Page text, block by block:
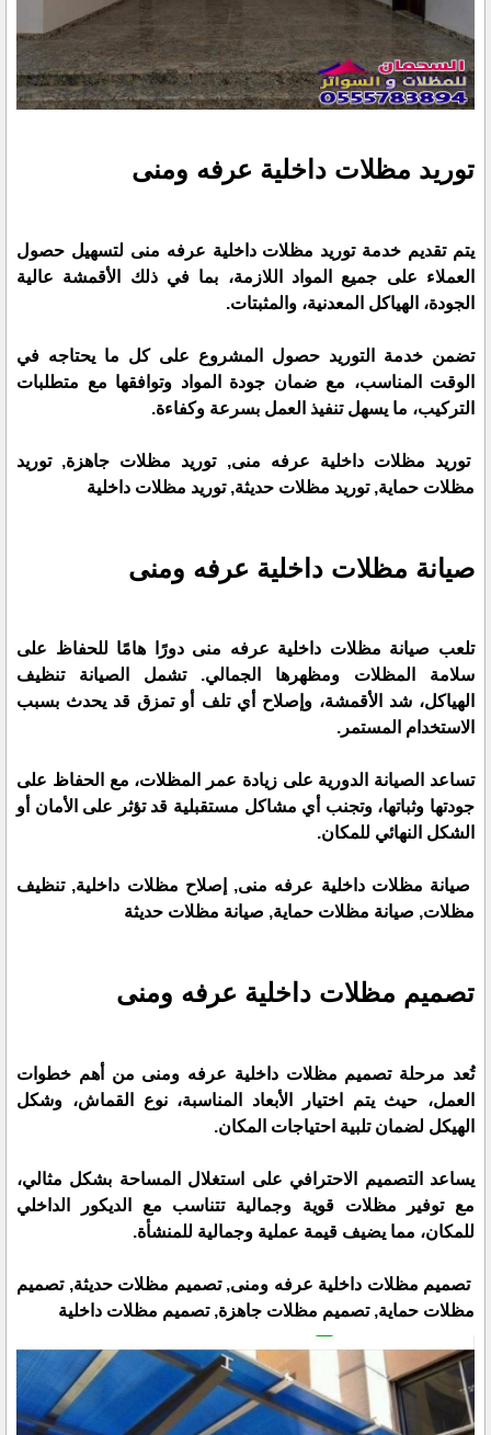
توريد مظلات داخلية عرفه ومنى
يتم تقديم خدمة توريد مظلات داخلية عرفه منى لتسهيل حصول
العملاء على جميع المواد اللازمة، بما في ذلك الأقمشة عالية
الجودة، الهياكل المعدنية، والمثبتات.
تضمن خدمة التوريد حصول المشروع على كل ما يحتاجه في
الوقت المناسب، مع ضمان جودة المواد وتوافقها مع متطلبات
التركيب، ما يسهل تنفيذ العمل بسرعة وكفاءة.
توريد مظلات داخلية عرفه منى, توريد مظلات جاهزة, توريد
مظلات حماية, توريد مظلات حديثة, توريد مظلات داخلية
صيانة مظلات داخلية عرفه ومنى
تلعب صيانة مظلات داخلية عرفه منى دورًا هامًا للحفاظ على
سلامة المظلات ومظهرها الجمالي. تشمل الصيانة تنظيف
الهياكل، شد الأقمشة، وإصلاح أي تلف أو تمزق قد يحدث بسبب
الاستخدام المستمر.
تساعد الصيانة الدورية على زيادة عمر المظلات، مع الحفاظ على
جودتها وثباتها، وتجنب أي مشاكل مستقبلية قد تؤثر على الأمان أو
الشكل النهائي للمكان.
صيانة مظلات داخلية عرفه منى, إصلاح مظلات داخلية, تنظيف
مظلات, صيانة مظلات حماية, صيانة مظلات حديثة
تصميم مظلات داخلية عرفه ومنى
تُعد مرحلة تصميم مظلات داخلية عرفه ومنى من أهم خطوات
العمل، حيث يتم اختيار الأبعاد المناسبة، نوع القماش، وشكل
الهيكل لضمان تلبية احتياجات المكان.
يساعد التصميم الاحترافي على استغلال المساحة بشكل مثالي،
مع توفير مظلات قوية وجمالية تتناسب مع الديكور الداخلي
للمكان، مما يضيف قيمة عملية وجمالية للمنشأة.
تصميم مظلات داخلية عرفه ومنى, تصميم مظلات حديثة, تصميم
مظلات حماية, تصميم مظلات جاهزة, تصميم مظلات داخلية